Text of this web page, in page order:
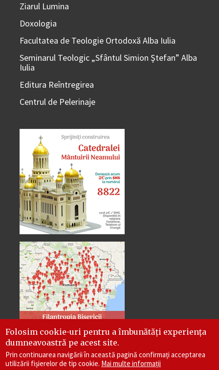
Ziarul Lumina
Doxologia
Facultatea de Teologie Ortodoxă Alba Iulia
Seminarul Teologic „Sfântul Simion Ştefan” Alba
Iulia
Editura Reîntregirea
Centrul de Pelerinaje
Folosim cookie-uri pentru a îmbunătăți experiența
dumneavoastră pe acest site.
Prin continuarea navigării în această pagină confirmați acceptarea
utilizării fișierelor de tip cookie. Mai multe informații